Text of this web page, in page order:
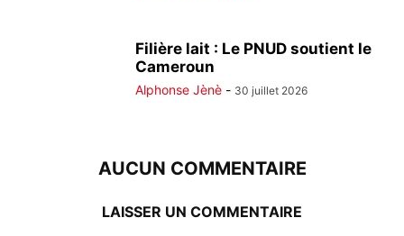
Filière lait : Le PNUD soutient le
Cameroun
Alphonse Jènè - 30 juillet 2026
AUCUN COMMENTAIRE
LAISSER UN COMMENTAIRE